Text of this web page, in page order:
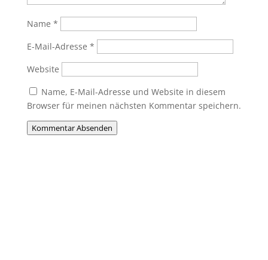
Name *
E-Mail-Adresse *
Website
Name, E-Mail-Adresse und Website in diesem
Browser für meinen nächsten Kommentar speichern.
Kommentar Absenden